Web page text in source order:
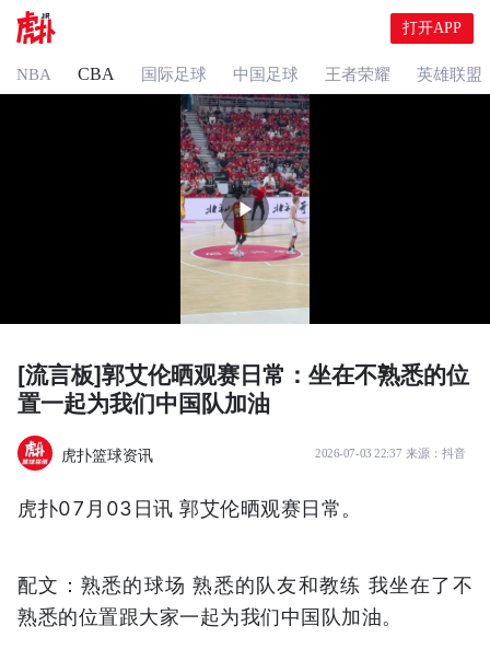
打开APP
NBA CBA 国际足球 中国足球 王者荣耀 英雄联盟
[流言板]郭艾伦晒观赛日常：坐在不熟悉的位
置一起为我们中国队加油
虎扑篮球资讯 2026-07-03 22:37 来源： 抖音
虎扑07月03日讯 郭艾伦晒观赛日常。
配文：熟悉的球场 熟悉的队友和教练 我坐在了不
熟悉的位置跟大家一起为我们中国队加油。